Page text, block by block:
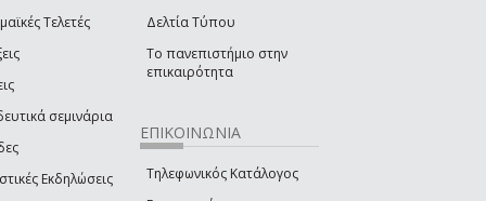
Τελετές
σεμινάρια
Εκδηλώσεις
Δελτία Τύπου
Το πανεπιστήμιο στην
επικαιρότητα
ΕΠΙΚΟΙΝΩΝΙΑ
Τηλεφωνικός Κατάλογος